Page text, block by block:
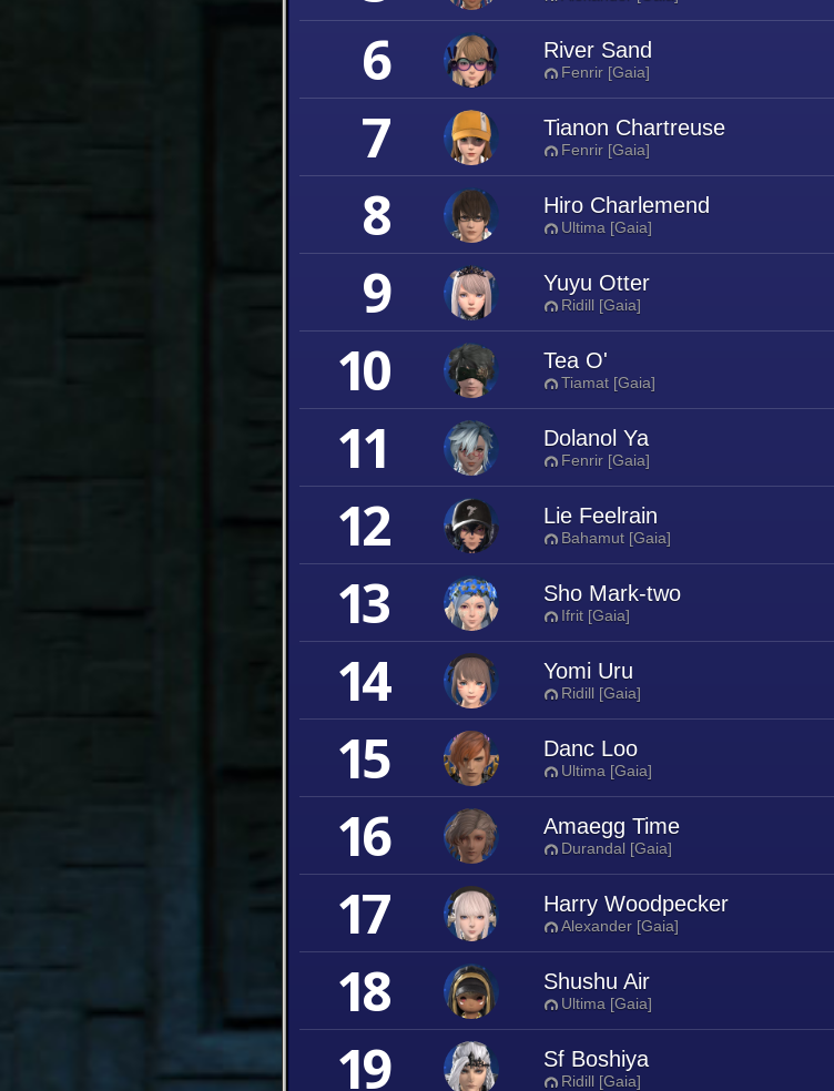
6 River Sand
Fenrir [Gaia]
7 Tianon Chartreuse
Fenrir [Gaia]
8 Hiro Charlemend
Ultima [Gaia]
9 Yuyu Otter
Ridill [Gaia]
10 Tea O'
Tiamat [Gaia]
11 Dolanol Ya
Fenrir [Gaia]
12 Lie Feelrain
Bahamut [Gaia]
13 Sho Mark-two
Ifrit [Gaia]
14 Yomi Uru
Ridill [Gaia]
15 Danc Loo
Ultima [Gaia]
16 Amaegg Time
Durandal [Gaia]
17 Harry Woodpecker
Alexander [Gaia]
18 Shushu Air
Ultima [Gaia]
19 Sf Boshiya
Ridill [Gaia]